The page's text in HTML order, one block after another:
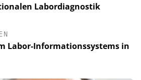
Labordiagnostik
Labor-Informationssystems in